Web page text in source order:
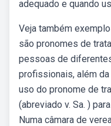
adequado e quando
Veja também
são pronomes de
pessoas de
profissionais, além da
uso do pronome de
(abreviado v. Sa. )
Numa câmara de